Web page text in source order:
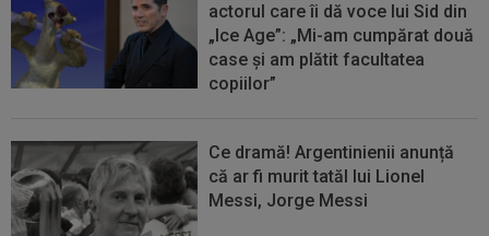
actorul care îi dă voce lui Sid din
„Ice Age”: „Mi-am cumpărat două
case și am plătit facultatea
copiilor”
Ce dramă! Argentinienii anunță
că ar fi murit tatăl lui Lionel
Messi, Jorge Messi